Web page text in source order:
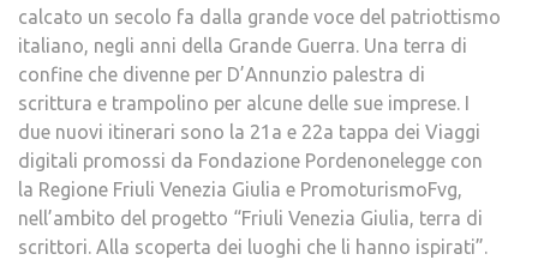
calcato un secolo fa dalla grande voce del patriottismo
italiano, negli anni della Grande Guerra. Una terra di
confine che divenne per D’Annunzio palestra di
scrittura e trampolino per alcune delle sue imprese. I
due nuovi itinerari sono la 21a e 22a tappa dei Viaggi
digitali promossi da Fondazione Pordenonelegge con
la Regione Friuli Venezia Giulia e PromoturismoFvg,
nell’ambito del progetto “Friuli Venezia Giulia, terra di
scrittori. Alla scoperta dei luoghi che li hanno ispirati”.